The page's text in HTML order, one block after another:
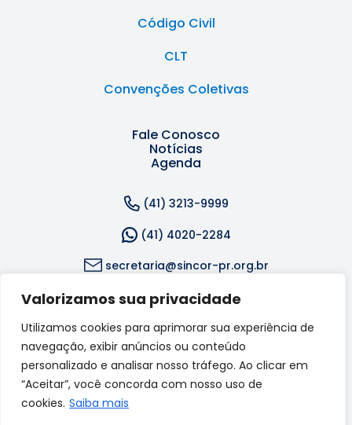
Valorizamos sua privacidade
Utilizamos cookies para aprimorar sua experiência de
navegação, exibir anúncios ou conteúdo
personalizado e analisar nosso tráfego. Ao clicar em
“Aceitar”, você concorda com nosso uso de
cookies. Saiba mais
Código Civil
CLT
Convenções Coletivas
Fale Conosco
Notícias
Agenda
(41) 3213-9999
(41) 4020-2284
secretaria@sincor-pr.org.br
Rua Dr. Reynaldo Machado, 1309 - Rebouças, Curitiba
- PR, 80215-242
Acompanhe-nos nas redes sociais: